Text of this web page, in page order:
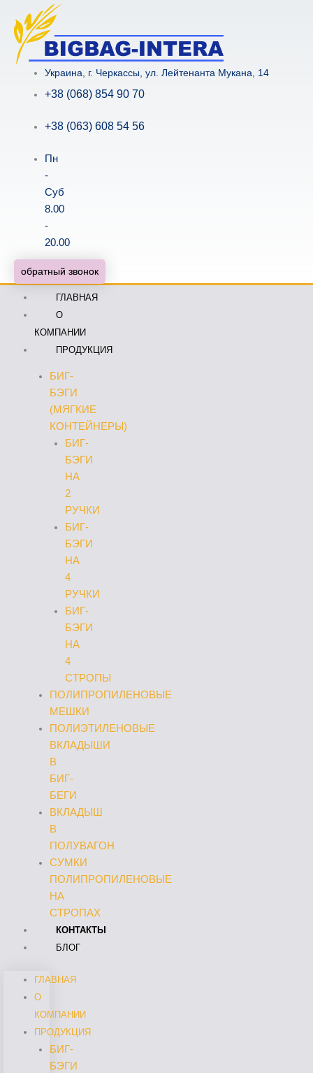
содержимому
Украина, г. Черкассы, ул. Лейтенанта Мукана, 14
+38 (068) 854 90 70
+38 (063) 608 54 56
Пн
-
Суб
8.00
-
20.00
обратный звонок
ГЛАВНАЯ
О
КОМПАНИИ
ПРОДУКЦИЯ
БИГ-
БЭГИ
(МЯГКИЕ
КОНТЕЙНЕРЫ)
БИГ-
БЭГИ
НА
2
РУЧКИ
БИГ-
БЭГИ
НА
4
РУЧКИ
БИГ-
БЭГИ
НА
4
СТРОПЫ
ПОЛИПРОПИЛЕНОВЫЕ
МЕШКИ
ПОЛИЭТИЛЕНОВЫЕ
ВКЛАДЫШИ
В
БИГ-
БЕГИ
ВКЛАДЫШ
В
ПОЛУВАГОН
СУМКИ
ПОЛИПРОПИЛЕНОВЫЕ
НА
СТРОПАХ
КОНТАКТЫ
БЛОГ
ГЛАВНАЯ
О
КОМПАНИИ
ПРОДУКЦИЯ
БИГ-
БЭГИ